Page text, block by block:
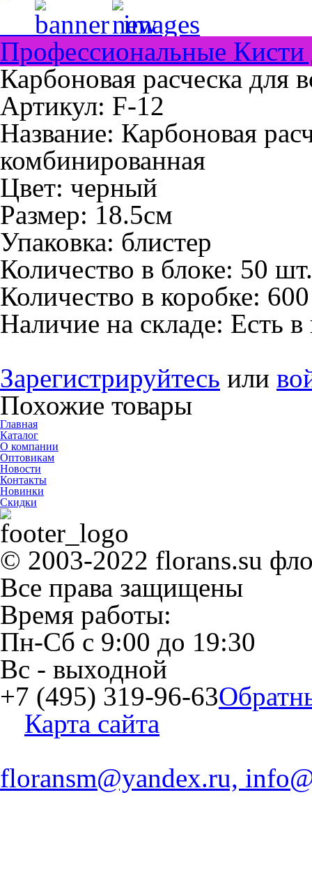
Профессиональные
Карбоновая расческа для
Артикул: F-12
Название: Карбоновая
комбинированная
Цвет: черный
Размер: 18.5см
Упаковка: блистер
Количество в блоке: 50 шт.
Количество в коробке:
Наличие на складе: Есть
Зарегистрируйтесь или
Похожие товары
Главная
Каталог
О компании
Оптовикам
Новости
Контакты
Новинки
Скидки
© 2003-2022 florans.su
Все права защищены
Время работы:
Пн-Сб с 9:00 до 19:30
Вс - выходной
+7 (495) 319-96-63
Карта сайта
floransm@yandex.ru,